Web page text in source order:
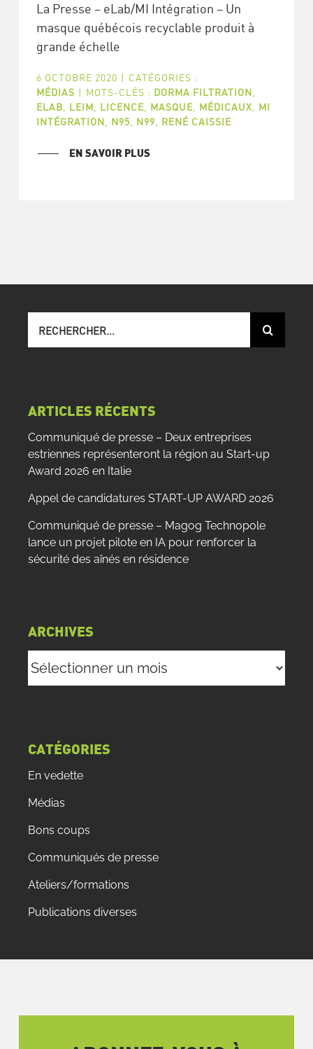
La Presse – eLab/MI Intégration – Un
masque québécois recyclable produit à
grande échelle
6 OCTOBRE 2020 | CATÉGORIES :
MÉDIAS | MOTS-CLÉS : DORMA FILTRATION
ELAB
LEIM LICENCE, MASQUE, MÉDICAUX
MI
INTÉGRATION
N95 N99 RENÉ CAISSIE
EN SAVOIR PLUS
sur
ARTICLES RÉCENTS
Communiqué de presse – Deux entreprises
estriennes représenteront la région au Start-up
Award 2026 en Italie
Appel de candidatures START-UP AWARD 2026
Communiqué de presse – Magog Technopole
lance un projet pilote en IA pour renforcer la
sécurité des aînés en résidence
ARCHIVES
CATÉGORIES
En vedette
Médias
Bons coups
Communiqués de presse
Ateliers/formations
Publications diverses